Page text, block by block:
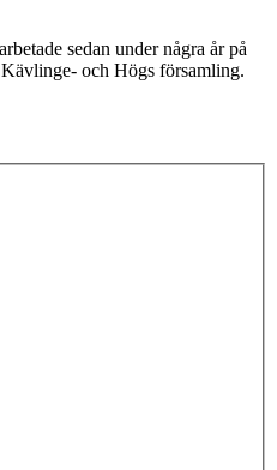
sedan under några år på
Kävlinge- och Högs församling.